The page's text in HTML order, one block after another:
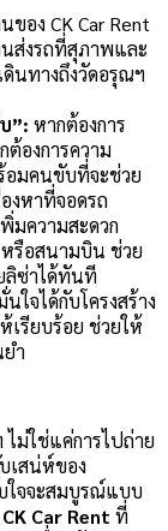
ของ CK Car Rent
ส่งรถที่สุภาพและ
นทางถึงวัดอรุณฯ
”: หากต้องการ
ต้องการความ
อมคนขับที่จะช่วย
งหาที่จอดรถ
พิ่มความสะดวก
หรือสนามบิน ช่วย
ลิซ่าได้ทันที
นใจได้กับโครงสร้าง
เรียบร้อย ช่วยให้
ำ
ม่ใช่แค่การไปถ่าย
เสน่ห์ของ
ใจจะสมบูรณ์แบบ
CK Car Rent ที่